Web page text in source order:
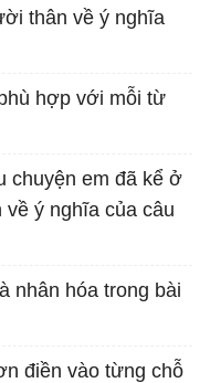
thân về ý nghĩa
hợp với mỗi từ
chuyện em đã kể ở
ý nghĩa của câu
nhân hóa trong bài
điền vào từng chỗ